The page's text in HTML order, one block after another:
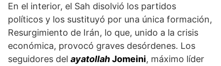
En el interior, el Sah disolvió los partidos
políticos y los sustituyó por una única formación,
Resurgimiento de Irán, lo que, unido a la crisis
económica, provocó graves desórdenes. Los
seguidores del ayatollahJomeini, máximo líder